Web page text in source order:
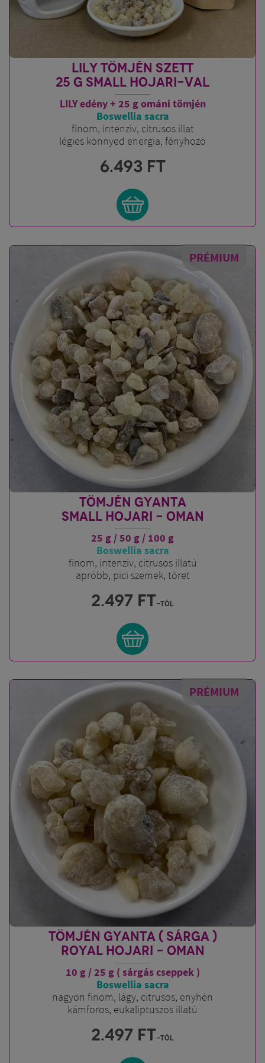
eukaliptuszra emlékeztető illatjegy.
LILY TÖMJÉN SZETT
25 G SMALL HOJARI-VAL
LILY edény + 25 g ománi tömjén
Boswellia sacra
finom, intenzív, citrusos illat
légies könnyed energia, fényhozó
6.493 FT
PRÉMIUM
TÖMJÉN GYANTA
SMALL HOJARI - OMAN
25 g / 50 g / 100 g
Boswellia sacra
finom, intenzív, citrusos illatú
apróbb, pici szemek, töret
2.497 FT-tól
PRÉMIUM
TÖMJÉN GYANTA ( SÁRGA )
ROYAL HOJARI - OMAN
10 g / 25 g ( sárgás cseppek )
Boswellia sacra
nagyon finom, lágy, citrusos, enyhén
kámforos, eukaliptuszos illatú
2.497 FT-tól